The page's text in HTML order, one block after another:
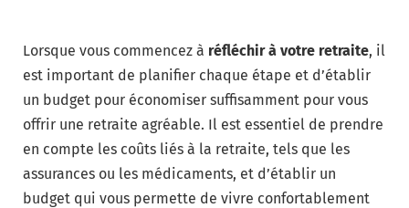
Lorsque vous commencez à réfléchir à votre retraite, il
est important de planifier chaque étape et d’établir
un budget pour économiser suffisamment pour vous
offrir une retraite agréable. Il est essentiel de prendre
en compte les coûts liés à la retraite, tels que les
assurances ou les médicaments, et d’établir un
budget qui vous permette de vivre confortablement